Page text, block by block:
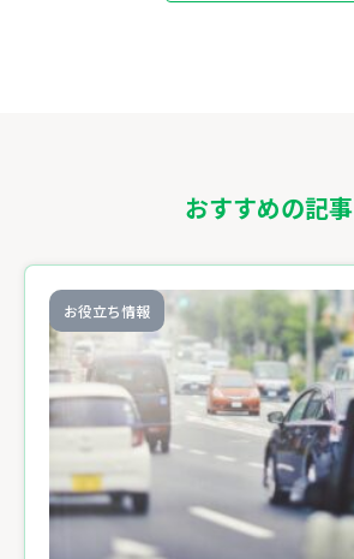
おすすめの記事
お役立ち情報